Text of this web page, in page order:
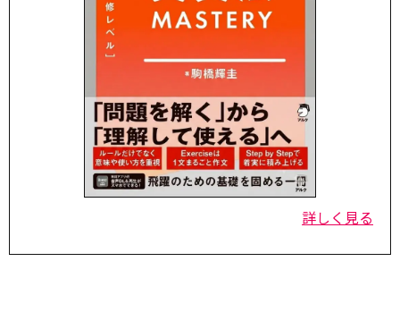
詳しく見る